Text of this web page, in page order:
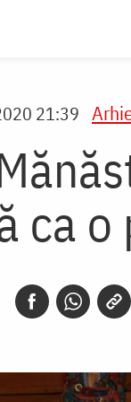
21:39
ca